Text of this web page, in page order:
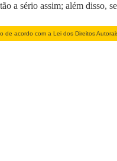
a sério assim; além disso,
de acordo com a Lei dos Direitos